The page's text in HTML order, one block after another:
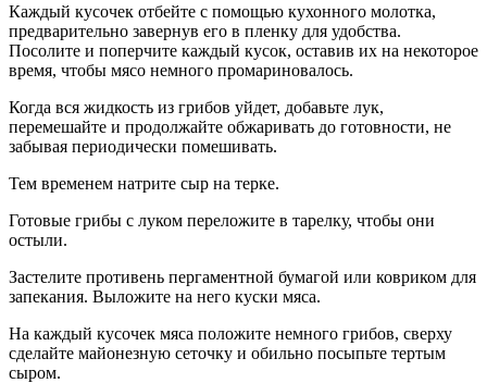
Каждый кусочек отбейте с помощью кухонного молотка,
предварительно завернув его в пленку для удобства.
Посолите и поперчите каждый кусок, оставив их на некоторое
время, чтобы мясо немного промариновалось.
Когда вся жидкость из грибов уйдет, добавьте лук,
перемешайте и продолжайте обжаривать до готовности, не
забывая периодически помешивать.
Тем временем натрите сыр на терке.
Готовые грибы с луком переложите в тарелку, чтобы они
остыли.
Застелите противень пергаментной бумагой или ковриком для
запекания. Выложите на него куски мяса.
На каждый кусочек мяса положите немного грибов, сверху
сделайте майонезную сеточку и обильно посыпьте тертым
сыром.